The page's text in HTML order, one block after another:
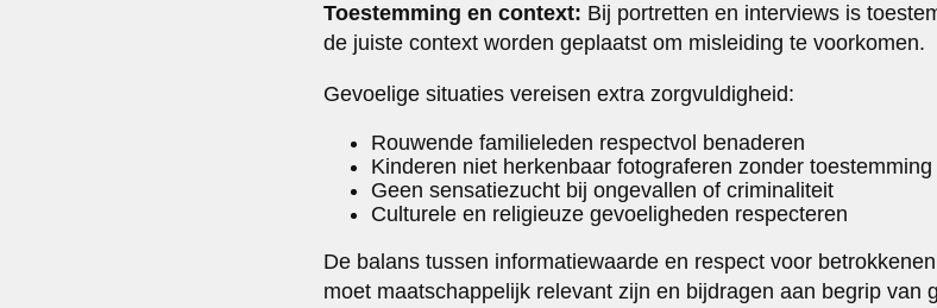
Toestemming en context: Bij portretten en interviews is
de juiste context worden geplaatst om misleiding te voorkomen.
Gevoelige situaties vereisen extra zorgvuldigheid:
Rouwende familieleden respectvol benaderen
Kinderen niet herkenbaar fotograferen zonder toestemming
Geen sensatiezucht bij ongevallen of criminaliteit
Culturele en religieuze gevoeligheden respecteren
De balans tussen informatiewaarde en respect voor
moet maatschappelijk relevant zijn en bijdragen aan begrip van